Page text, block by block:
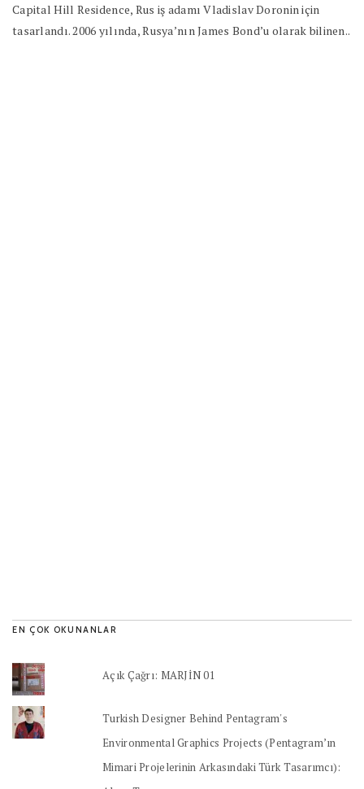
Capital Hill Residence, Rus iş adamı Vladislav Doronin için
tasarlandı. 2006 yılında, Rusya’nın James Bond’u olarak bilinen..
EN ÇOK OKUNANLAR
Açık Çağrı: MARJİN 01
Turkish Designer Behind Pentagram's
Environmental Graphics Projects (Pentagram’ın
Mimari Projelerinin Arkasındaki Türk Tasarımcı):